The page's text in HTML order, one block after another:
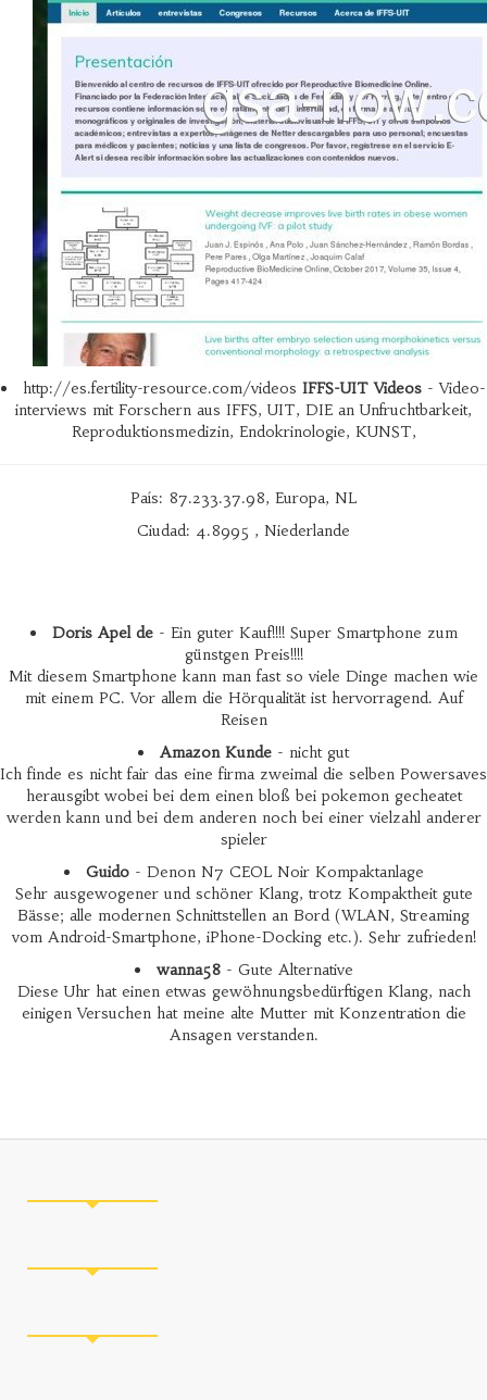
http://es.fertility-resource.com/videos IFFS-UIT Videos - Video-
interviews mit Forschern aus IFFS, UIT, DIE an Unfruchtbarkeit,
Reproduktionsmedizin, Endokrinologie, KUNST,
País: 87.233.37.98, Europa, NL
Ciudad: 4.8995 , Niederlande
Doris Apel de- Ein guter Kauf!!!! Super Smartphone zum
günstgen Preis!!!!
Mit diesem Smartphone kann man fast so viele Dinge machen wie
mit einem PC. Vor allem die Hörqualität ist hervorragend. Auf
Reisen
Amazon Kunde - nicht gut
Ich finde es nicht fair das eine firma zweimal die selben Powersaves
herausgibt wobei bei dem einen bloß bei pokemon gecheatet
werden kann und bei dem anderen noch bei einer vielzahl anderer
spieler
Guido- Denon N7 CEOL Noir Kompaktanlage
Sehr ausgewogener und schöner Klang, trotz Kompaktheit gute
Bässe; alle modernen Schnittstellen an Bord (WLAN, Streaming
vom Android-Smartphone, iPhone-Docking etc.). Sehr zufrieden!
wanna58- Gute Alternative
Diese Uhr hat einen etwas gewöhnungsbedürftigen Klang, nach
einigen Versuchen hat meine alte Mutter mit Konzentration die
Ansagen verstanden.